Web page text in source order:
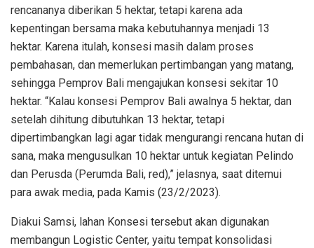
rencananya diberikan 5 hektar, tetapi karena ada
kepentingan bersama maka kebutuhannya menjadi 13
hektar. Karena itulah, konsesi masih dalam proses
pembahasan, dan memerlukan pertimbangan yang matang,
sehingga Pemprov Bali mengajukan konsesi sekitar 10
hektar. “Kalau konsesi Pemprov Bali awalnya 5 hektar, dan
setelah dihitung dibutuhkan 13 hektar, tetapi
dipertimbangkan lagi agar tidak mengurangi rencana hutan di
sana, maka mengusulkan 10 hektar untuk kegiatan Pelindo
dan Perusda (Perumda Bali, red),” jelasnya, saat ditemui
para awak media, pada Kamis (23/2/2023).
Diakui Samsi, lahan Konsesi tersebut akan digunakan
membangun Logistic Center, yaitu tempat konsolidasi